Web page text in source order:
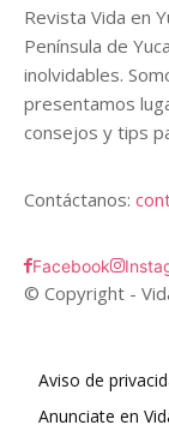
Revista Vida en
Península de
inolvidables.
presentamos
consejos y tips
Contáctanos:
Facebook
© Copyright -
Aviso de
Anunciate en